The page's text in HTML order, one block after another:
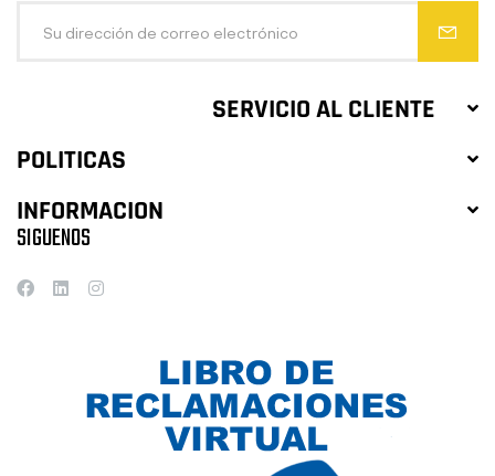
SERVICIO AL CLIENTE
POLITICAS
INFORMACION
SIGUENOS